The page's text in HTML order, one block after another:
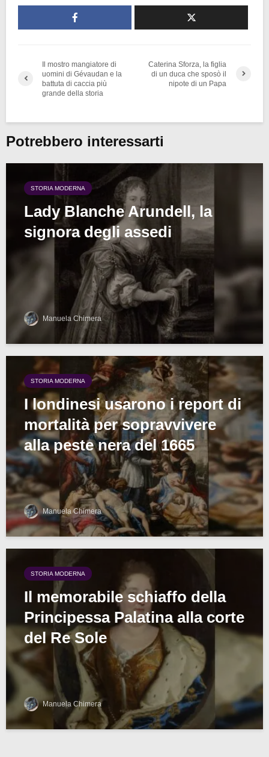
Il mostro mangiatore di
uomini di Gévaudan e la
battuta di caccia più
grande della storia
Caterina Sforza, la figlia
di un duca che sposò il
nipote di un Papa
Potrebbero interessarti
STORIA MODERNA
Lady Blanche Arundell, la
signora degli assedi
Manuela Chimera
STORIA MODERNA
I londinesi usarono i report di
mortalità per sopravvivere
alla peste nera del 1665
Manuela Chimera
STORIA MODERNA
Il memorabile schiaffo della
Principessa Palatina alla corte
del Re Sole
Manuela Chimera